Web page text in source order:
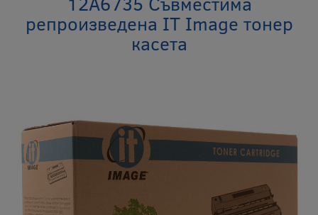
репроизведена IT Image тонер
касета